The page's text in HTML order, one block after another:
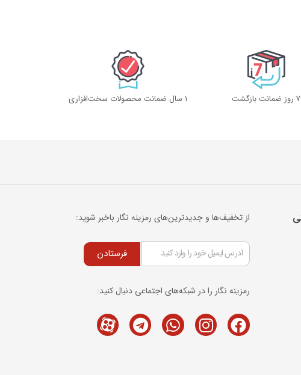
۷ روز ضمانت بازگشت 1 سال ضمانت محصولات سخت‌افزاری
از تخفیف‌ها و جدیدترین‌های رمزینه نگار باخبر شوید:
فرستادن
رمزینه نگار را در شبکه‌های اجتماعی دنبال کنید:
Facebook
Instagram
Whatsapp
Telegram
M-
icon-